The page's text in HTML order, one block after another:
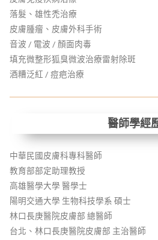
落髮、雄性禿治療
皮膚腫瘤、皮膚外科手術
音波 / 電波 / 顏面肉毒
填充微整形狐臭微波治療雷射除斑
酒糟泛紅 / 痘疤治療
醫師學經
中華民國皮膚科專科醫師
教育部部定助理教授
高雄醫學大學 醫學士
陽明交通大學 生物科技學系 碩士
林口長庚醫院皮膚部 總醫師
台北、林口長庚醫院皮膚部 主治醫師